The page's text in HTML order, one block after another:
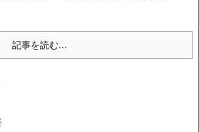
記事を読む...